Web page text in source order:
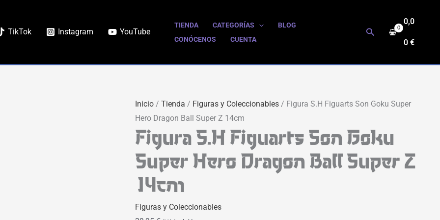
TikTok Instagram YouTube
TIENDA CATEGORÍAS
BLOG
CONÓCENOS
CUENTA
Buscar
0,0
0€
Inicio /Tienda / Figuras y Coleccionables / Figura S.H Figuarts Son Goku Super
Hero Dragon Ball Super Z 14cm
Figura S.H Figuarts Son Goku
Super Hero Dragon Ball Super Z
14cm
Figuras y Coleccionables